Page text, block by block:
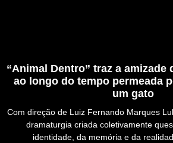
“Animal Dentro” traz a amizade
ao longo do tempo permeada
um gato
Com direção de Luiz Fernando Marques
dramaturgia criada coletivamente
identidade, da memória e da